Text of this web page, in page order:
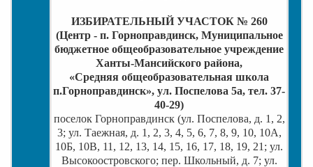
ИЗБИРАТЕЛЬНЫЙ УЧАСТОК № 260
(Центр - п. Горноправдинск, Муниципальное
бюджетное общеобразовательное учреждение
Ханты-Мансийского района,
«Средняя общеобразовательная школа
п.Горноправдинск», ул. Поспелова 5а, тел. 37-
40-29)
поселок Горноправдинск (ул. Поспелова, д. 1, 2,
3; ул. Таежная, д. 1, 2, 3, 4, 5, 6, 7, 8, 9, 10, 10А,
10Б, 10В, 11, 12, 13, 14, 15, 16, 17, 18, 19, 21; ул.
Высокоостровского; пер. Школьный, д. 7; ул.